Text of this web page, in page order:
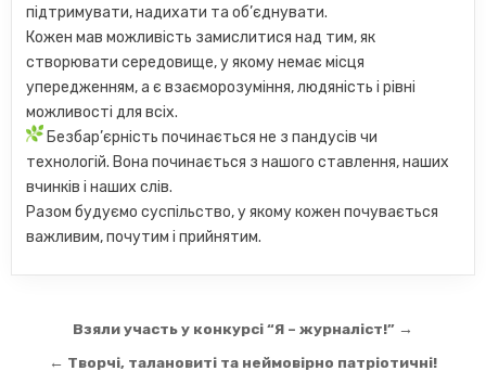
підтримувати, надихати та об’єднувати.
Кожен мав можливість замислитися над тим, як
створювати середовище, у якому немає місця
упередженням, а є взаєморозуміння, людяність і рівні
можливості для всіх.
Безбар’єрність починається не з пандусів чи
технологій. Вона починається з нашого ставлення, наших
вчинків і наших слів.
Разом будуємо суспільство, у якому кожен почувається
важливим, почутим і прийнятим.
Навігація
записів
Взяли участь у конкурсі “Я – журналіст!” →
← Творчі, талановиті та неймовірно патріотичні!